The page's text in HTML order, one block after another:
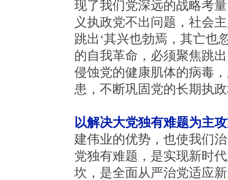
现了我们党深远的战略考
义执政党不出问题，社会
跳出‘其兴也勃焉，其亡也
的自我革命，必须聚焦跳
侵蚀党的健康肌体的病毒
患，不断巩固党的长期执
以解决大党独有难题为主
建伟业的优势，也使我们
党独有难题，是实现新时
坎，是全面从严治党适应